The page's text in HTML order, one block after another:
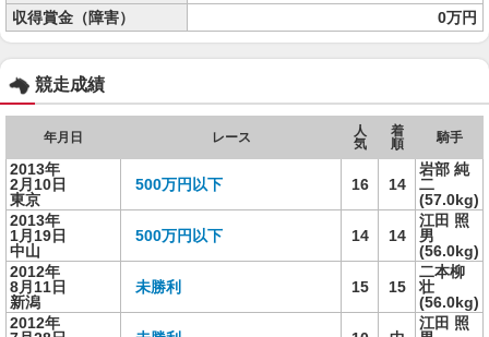
収得賞金（障害）
0万円
競走成績
年月日 レース
人
気
着
順
騎手
2013年
2月10日
東京
500万円以下 16 14
岩部 純
二
(57.0kg)
2013年
1月19日
中山
500万円以下 14 14
江田 照
男
(56.0kg)
2012年
8月11日
新潟
未勝利 15 15
二本柳
壮
(56.0kg)
2012年
江田 照